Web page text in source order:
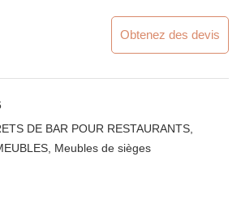
Obtenez des devis
DE BAR POUR RESTAURANTS
Meubles de sièges